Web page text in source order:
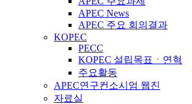
APEC News
APEC 주요 회의결과
KOPEC
PECC
KOPEC 설립목표ㆍ연혁
주요활동
APEC연구컨소시엄 웹진
자료실